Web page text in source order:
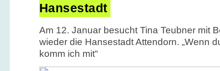
Hansestadt
Am 12. Januar besucht Tina Teubner mit
wieder die Hansestadt Attendorn. „Wenn
komm ich mit“